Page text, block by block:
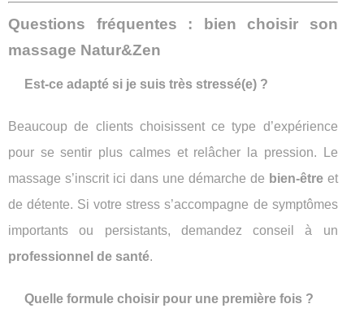
Questions fréquentes : bien choisir son
massage Natur&Zen
Est-ce adapté si je suis très stressé(e) ?
Beaucoup de clients choisissent ce type d’expérience
pour se sentir plus calmes et relâcher la pression. Le
massage s’inscrit ici dans une démarche de bien-êtreet
de détente. Si votre stress s’accompagne de symptômes
importants ou persistants, demandez conseil à un
professionnel de santé.
Quelle formule choisir pour une première fois ?